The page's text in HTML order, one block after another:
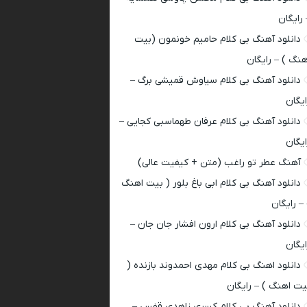
رایگان
دانلود آهنگ بی کلام حامیم خونمون (بیت
) – رایگان
دانلود آهنگ بی کلام سیاوش قمیشی برگ –
دانلود آهنگ بی کلام عرفان طهماسبی کجایی –
آهنگ عطر تو راغب (متن + کیفیت عالی)
دانلود آهنگ بی کلام ابی باغ بلور ( بیت اهنگ
– رایگان
دانلود آهنگ بی کلام ارون افشار جان جان –
دانلود اهنگ بی کلام مهدی احمدوند بازنده (
اهنگ ) – رایگان